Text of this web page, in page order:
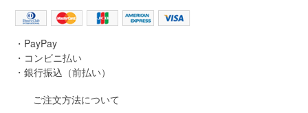
・PayPay
・コンビニ払い
・銀行振込（前払い）
ご注文方法について